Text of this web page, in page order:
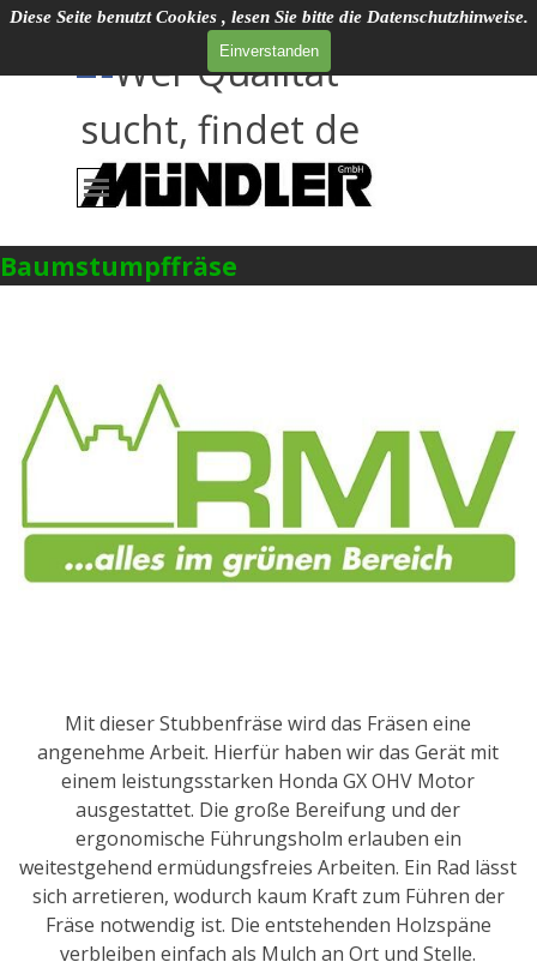
Diese Seite benutzt Cookies , lesen Sie bitte die Datenschutzhinweise.
Einverstanden
Direkt zum Seiteninhalt
Wer Qualitat
sucht, findet de
Social Media
Menü überspringen
Baumstumpffräse
Mit dieser Stubbenfräse wird das Fräsen eine
angenehme Arbeit. Hierfür haben wir das Gerät mit
einem leistungsstarken Honda GX OHV Motor
ausgestattet. Die große Bereifung und der
ergonomische Führungsholm erlauben ein
weitestgehend ermüdungsfreies Arbeiten. Ein Rad lässt
sich arretieren, wodurch kaum Kraft zum Führen der
Fräse notwendig ist. Die entstehenden Holzspäne
verbleiben einfach als Mulch an Ort und Stelle.